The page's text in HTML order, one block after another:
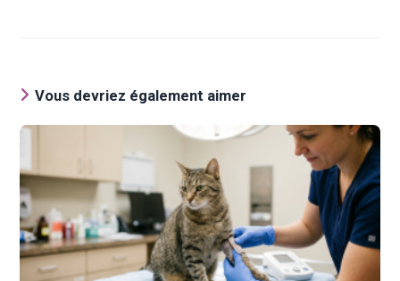
Vous devriez également aimer